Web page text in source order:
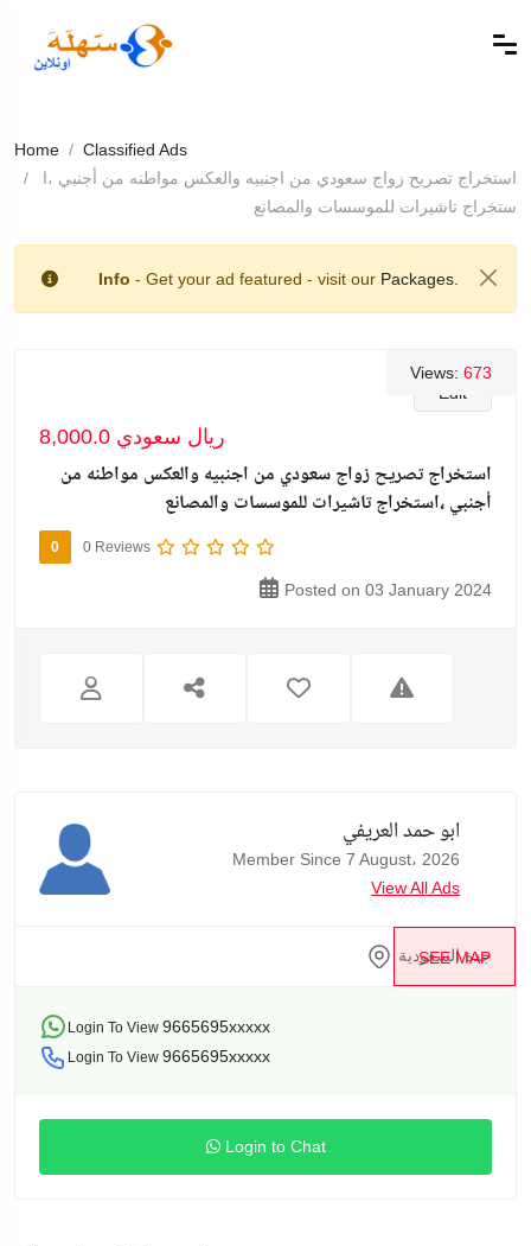
Home
Classified Ads
استخراج تصريح زواج سعودي من اجنبيه والعكس مواطنه من أجنبي ،ا
ستخراج تاشيرات للموسسات والمصانع
Info - Get your ad featured - visit our Packages.
Edit
Views: 673
8,000.0 ريال سعودي
استخراج تصريح زواج سعودي من اجنبيه والعكس مواطنه من
أجنبي ،استخراج تاشيرات للموسسات والمصانع
0 0 Reviews
Posted on 03 January 2024
ابو حمد العريفي
Member Since 7 August، 2026
View All Ads
SEE MAP
جدة السعودية
Login To View 9665695xxxxx
Login To View 9665695xxxxx
Login to Chat